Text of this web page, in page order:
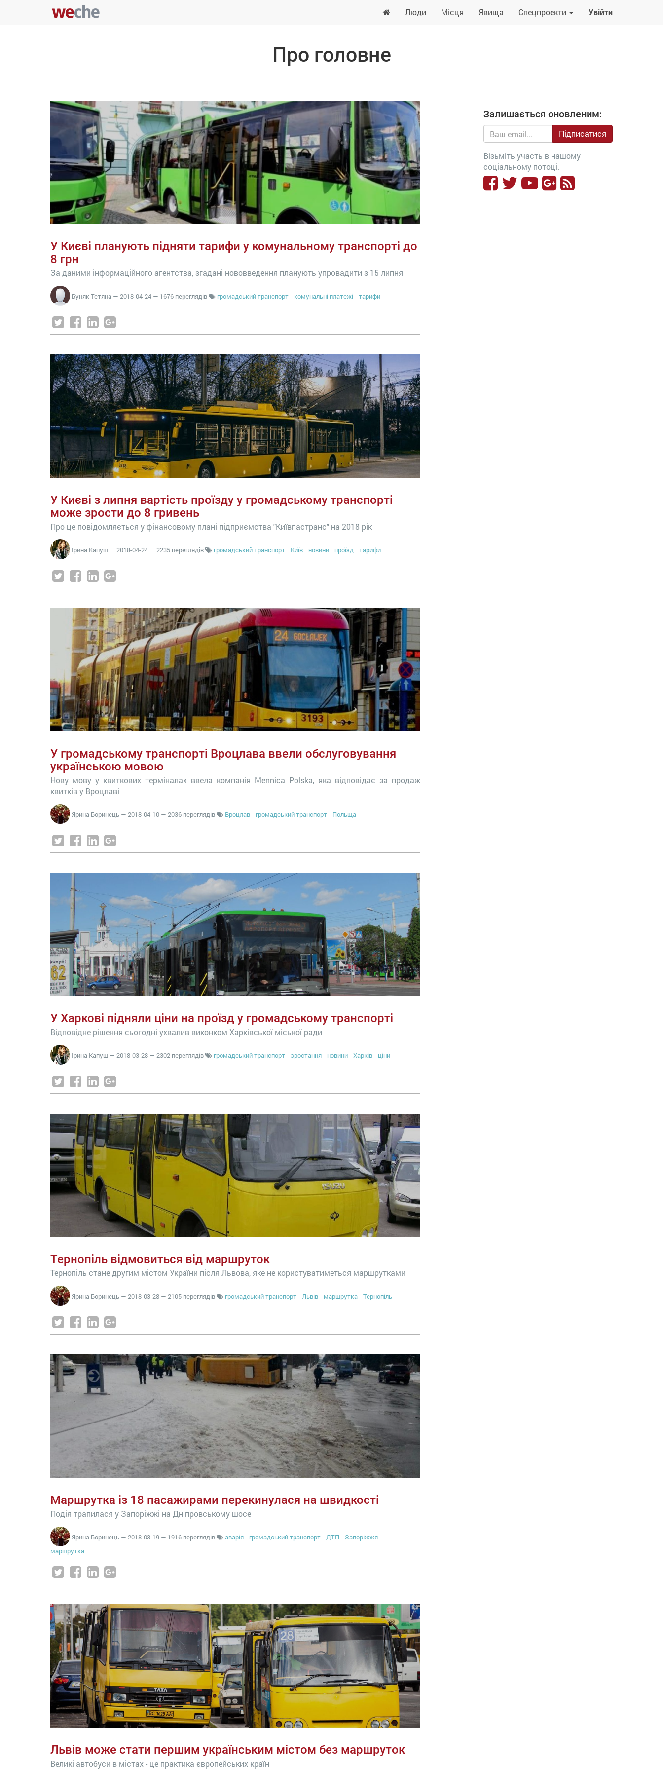
Люди Місця Явища Спецпроекти Увійти
Про головне
У Києві планують підняти тарифи у комунальному транспорті до
8 грн
За даними інформаційного агентства, згадані нововведення планують упровадити з 15 липня
Буняк Тетяна — 2018-04-24 — 1676 переглядів громадський транспорт комунальні платежі тарифи
У Києві з липня вартість проїзду у громадському транспорті
може зрости до 8 гривень
Про це повідомляється у фінансовому плані підприємства "Київпастранс" на 2018 рік
Ірина Капуш — 2018-04-24 — 2235 переглядів громадський транспорт Київ новини проїзд тарифи
У громадському транспорті Вроцлава ввели обслуговування
українською мовою
Нову мову у квиткових терміналах ввела компанія Mennica Polska, яка відповідає за продаж
квитків у Вроцлаві
Ярина Боринець — 2018-04-10 — 2036 переглядів Вроцлав громадський транспорт Польща
У Харкові підняли ціни на проїзд у громадському транспорті
Відповідне рішення сьогодні ухвалив виконком Харківської міської ради
Ірина Капуш — 2018-03-28 — 2302 переглядів громадський транспорт зростання новини Харків ціни
Тернопіль відмовиться від маршруток
Тернопіль стане другим містом України після Львова, яке не користуватиметься маршрутками
Ярина Боринець — 2018-03-28 — 2105 переглядів громадський транспорт Львів маршрутка Тернопіль
Маршрутка із 18 пасажирами перекинулася на швидкості
Подія трапилася у Запоріжжі на Дніпровському шосе
Ярина Боринець — 2018-03-19 — 1916 переглядів аварія громадський транспорт ДТП
Запоріжжя
маршрутка
Львів може стати першим українським містом без маршруток
Великі автобуси в містах - це практика європейських країн
Залишається оновленим:
Підписатися
Візьміть участь в нашому
соціальному потоці.